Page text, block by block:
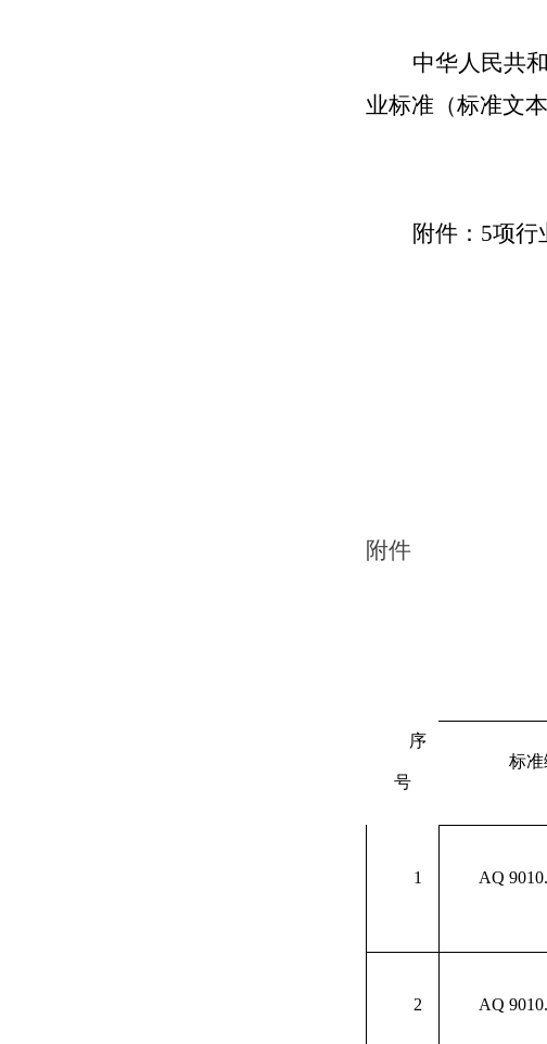
中华人民共
业标准（标准文
附件： 5项行
附件
序
号
标准
1 AQ
2 AQ